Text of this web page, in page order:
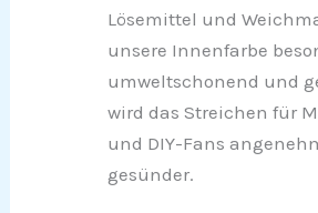
Lösemittel und
unsere Innenfarbe
umweltschonend und
wird das Streichen für
und DIY-Fans
gesünder.